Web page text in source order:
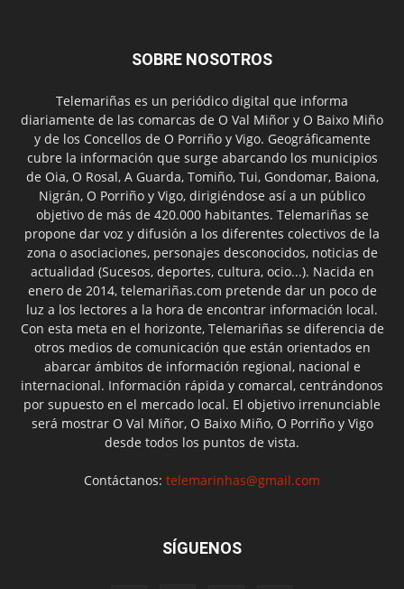
SOBRE NOSOTROS
Telemariñas es un periódico digital que informa
diariamente de las comarcas de O Val Miñor y O Baixo Miño
y de los Concellos de O Porriño y Vigo. Geográficamente
cubre la información que surge abarcando los municipios
de Oia, O Rosal, A Guarda, Tomiño, Tui, Gondomar, Baiona,
Nigrán, O Porriño y Vigo, dirigiéndose así a un público
objetivo de más de 420.000 habitantes. Telemariñas se
propone dar voz y difusión a los diferentes colectivos de la
zona o asociaciones, personajes desconocidos, noticias de
actualidad (Sucesos, deportes, cultura, ocio...). Nacida en
enero de 2014, telemariñas.com pretende dar un poco de
luz a los lectores a la hora de encontrar información local.
Con esta meta en el horizonte, Telemariñas se diferencia de
otros medios de comunicación que están orientados en
abarcar ámbitos de información regional, nacional e
internacional. Información rápida y comarcal, centrándonos
por supuesto en el mercado local. El objetivo irrenunciable
será mostrar O Val Miñor, O Baixo Miño, O Porriño y Vigo
desde todos los puntos de vista.
Contáctanos: telemarinhas@gmail.com
SÍGUENOS